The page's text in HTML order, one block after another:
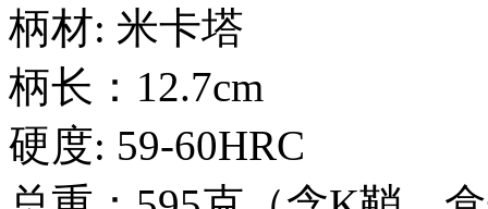
柄材: 米卡塔
柄长：12.7cm
硬度: 59-60HRC